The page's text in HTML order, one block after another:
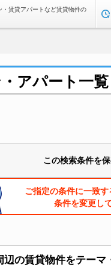
賃貸アパートなど賃貸物件の
アパート一覧
この検索条件を
ご指定の条件に一致す
条件を変更し
辺の賃貸物件をテー